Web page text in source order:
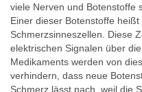
viele Nerven und Botenstoffe
Einer dieser Botenstoffe
Schmerzsinneszellen. Diese
elektrischen Signalen über
Medikaments werden von
verhindern, dass neue
Schmerz lässt nach, weil die